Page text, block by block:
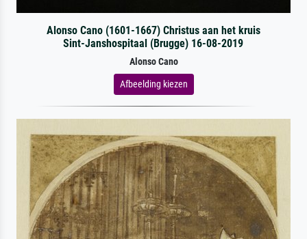
Alonso Cano (1601-1667) Christus aan het kruis
Sint-Janshospitaal (Brugge) 16-08-2019
Alonso Cano
Afbeelding kiezen